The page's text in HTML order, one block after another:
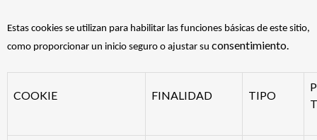
Estas cookies se utilizan para habilitar las funciones básicas de este sitio,
como proporcionar un inicio seguro o ajustar su consentimiento.
COOKIE FINALIDAD TIPO